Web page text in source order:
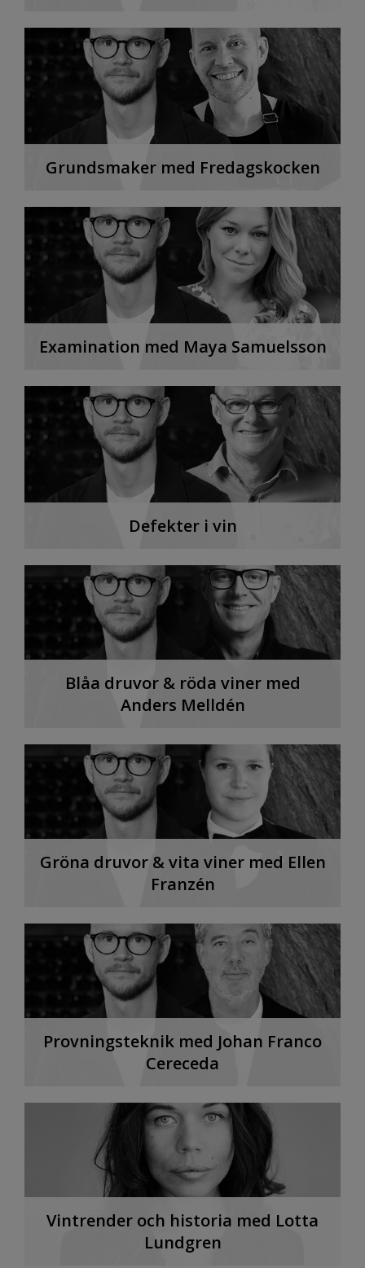
Grundsmaker med Fredagskocken
Examination med Maya Samuelsson
Defekter i vin
Blåa druvor & röda viner med
Anders Melldén
Gröna druvor & vita viner med Ellen
Franzén
Provningsteknik med Johan Franco
Cereceda
Vintrender och historia med Lotta
Lundgren